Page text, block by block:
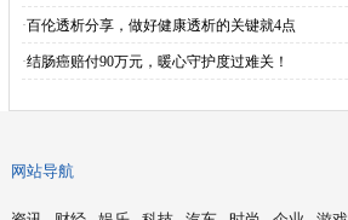
·百伦透析分享，做好健康透析的关键就4点
·结肠癌赔付90万元，暖心守护度过难关！
网站导航